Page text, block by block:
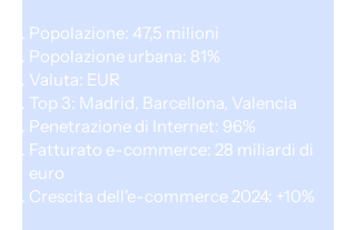
Popolazione: 47,5 milioni
Popolazione urbana: 81%
Valuta: EUR
Top 3: Madrid, Barcellona, Valencia
Penetrazione di Internet: 96%
Fatturato e-commerce: 28 miliardi di
euro
Crescita dell'e-commerce 2024: +10%